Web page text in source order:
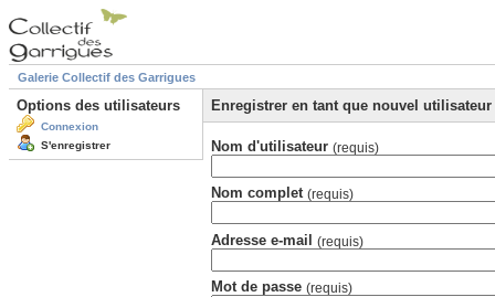
Galerie Collectif des Garrigues
Options des utilisateurs
Connexion
S'enregistrer
Enregistrer en tant que nouvel utilisateur
Nom d'utilisateur (requis)
Nom complet (requis)
Adresse e-mail (requis)
Mot de passe (requis)